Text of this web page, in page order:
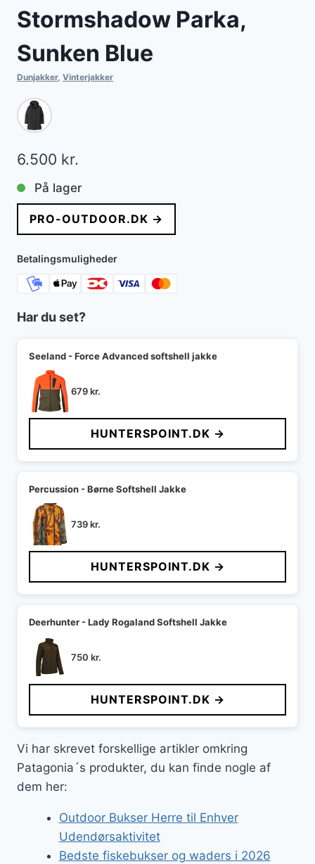
Stormshadow Parka,
Sunken Blue
Dunjakker, Vinterjakker
6.500 kr.
På lager
PRO-OUTDOOR.DK →
Betalingsmuligheder
Har du set?
Seeland - Force Advanced softshell jakke
679kr.
HUNTERSPOINT.DK →
Percussion - Børne Softshell Jakke
739kr.
HUNTERSPOINT.DK →
Deerhunter - Lady Rogaland Softshell Jakke
750 kr.
HUNTERSPOINT.DK →
Vi har skrevet forskellige artikler omkring
Patagonia´s produkter, du kan finde nogle af
dem her:
Outdoor Bukser Herre til Enhver
Udendørsaktivitet
Bedste fiskebukser og waders i 2026